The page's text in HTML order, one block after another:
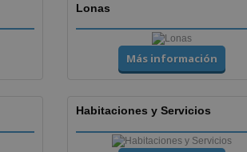
Lonas
Más información
Habitaciones y Servicios